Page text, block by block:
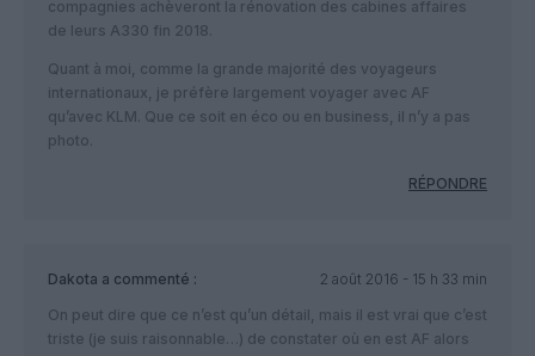
compagnies achèveront la rénovation des cabines affaires
de leurs A330 fin 2018.
Quant à moi, comme la grande majorité des voyageurs
internationaux, je préfère largement voyager avec AF
qu’avec KLM. Que ce soit en éco ou en business, il n’y a pas
photo.
RÉPONDRE
Dakota a commenté :
2 août 2016 - 15 h 33 min
On peut dire que ce n’est qu’un détail, mais il est vrai que c’est
triste (je suis raisonnable…) de constater où en est AF alors